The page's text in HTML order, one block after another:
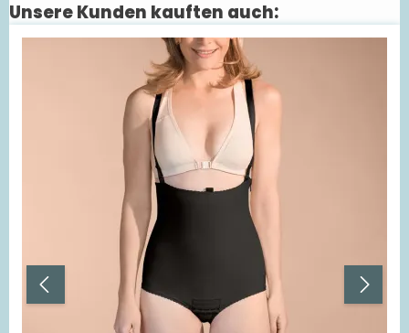
Produktgalerie überspringen
Unsere Kunden kauften auch: